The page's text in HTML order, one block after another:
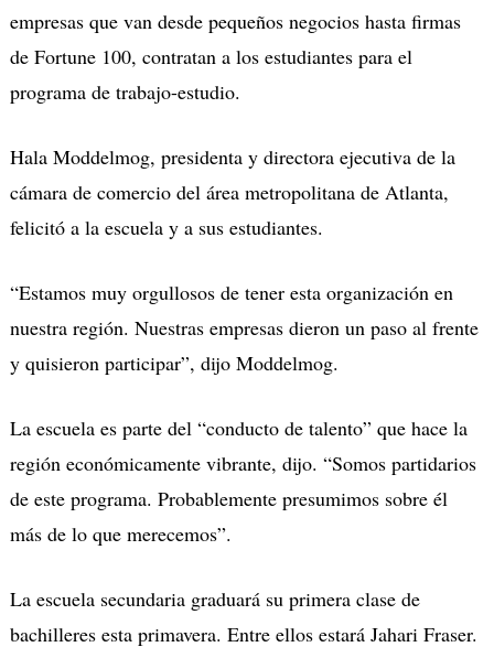
empresas que van desde pequeños negocios hasta firmas
de Fortune 100, contratan a los estudiantes para el
programa de trabajo-estudio.
Hala Moddelmog, presidenta y directora ejecutiva de la
cámara de comercio del área metropolitana de Atlanta,
felicitó a la escuela y a sus estudiantes.
“Estamos muy orgullosos de tener esta organización en
nuestra región. Nuestras empresas dieron un paso al frente
y quisieron participar”, dijo Moddelmog.
La escuela es parte del “conducto de talento” que hace la
región económicamente vibrante, dijo. “Somos partidarios
de este programa. Probablemente presumimos sobre él
más de lo que merecemos”.
La escuela secundaria graduará su primera clase de
bachilleres esta primavera. Entre ellos estará Jahari Fraser.